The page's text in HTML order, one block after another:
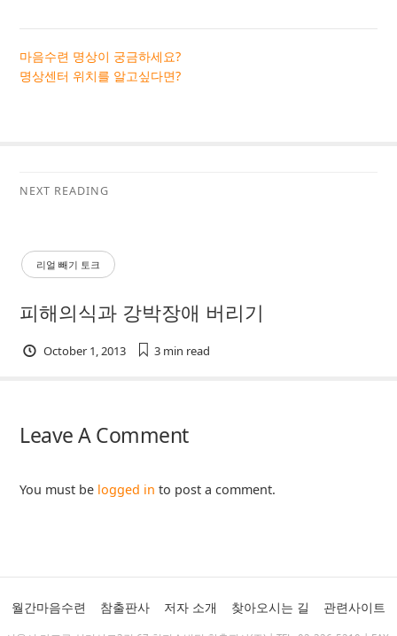
마음수련 명상이 궁금하세요?
명상센터 위치를 알고싶다면?
NEXT READING
리얼 빼기 토크
피해의식과 강박장애 버리기
October 1, 2013 3 min read
Leave A Comment
You must be logged in to post a comment.
월간마음수련 참출판사 저자 소개 찾아오시는 길 관련사이트